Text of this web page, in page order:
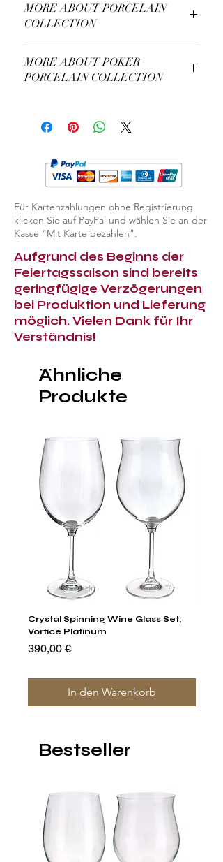
MORE ABOUT PORCELAIN
COLLECTION
MORE ABOUT POKER
PORCELAIN COLLECTION
Für Kartenzahlungen ohne Registrierung
klicken Sie auf PayPal und wählen Sie an der
Kasse "Mit Karte bezahlen".
Aufgrund des Beginns der
Feiertagssaison sind bereits
geringfügige Verzögerungen
bei Produktion und Lieferung
möglich. Vielen Dank für Ihr
Verständnis!
Ähnliche
Produkte
Crystal Spinning Wine Glass Set,
Vortice Platinum
Preis
390,00 €
In den Warenkorb
Bestseller